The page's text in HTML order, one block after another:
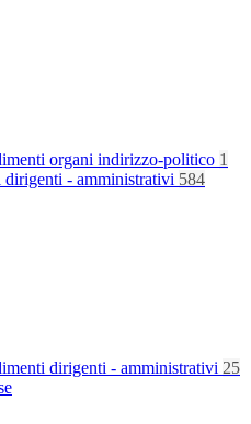
organi indirizzo-politico 1
dirigenti - amministrativi 584
dirigenti - amministrativi 25